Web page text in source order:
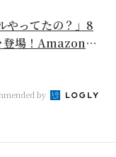
やってたの？」8
登場！Amazonの
by